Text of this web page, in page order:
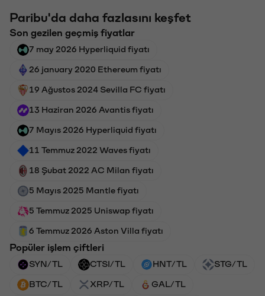
Paribu'da daha fazlasını keşfet
Son gezilen geçmiş fiyatlar
7 may 2026 Hyperliquid fiyatı
26 january 2020 Ethereum fiyatı
19 Ağustos 2024 Sevilla FC fiyatı
13 Haziran 2026 Avantis fiyatı
7 Mayıs 2026 Hyperliquid fiyatı
11 Temmuz 2022 Waves fiyatı
18 Şubat 2022 AC Milan fiyatı
5 Mayıs 2025 Mantle fiyatı
5 Temmuz 2025 Uniswap fiyatı
6 Temmuz 2026 Aston Villa fiyatı
Popüler işlem çiftleri
SYN/TL CTSI/TL HNT/TL STG/TL
BTC/TL XRP/TL GAL/TL